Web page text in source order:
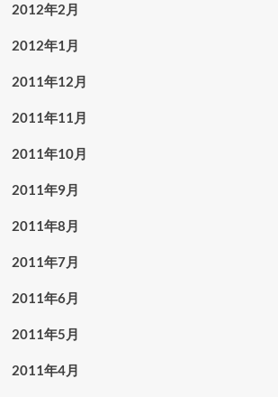
2012年2月
2012年1月
2011年12月
2011年11月
2011年10月
2011年9月
2011年8月
2011年7月
2011年6月
2011年5月
2011年4月